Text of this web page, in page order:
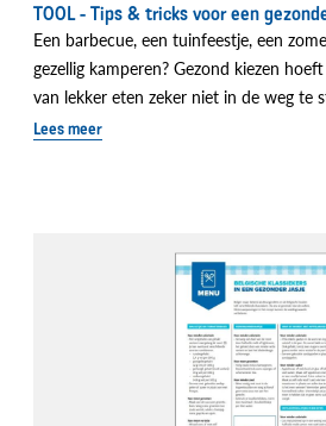
TOOL - Tips & tricks voor een
Een barbecue, een tuinfeestje, een
gezellig kamperen? Gezond kiezen
van lekker eten zeker niet in de weg te
Lees meer